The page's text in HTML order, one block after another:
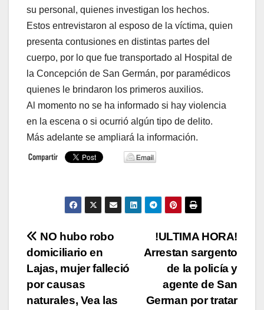
su personal, quienes investigan los hechos.
Estos entrevistaron al esposo de la víctima, quien
presenta contusiones en distintas partes del
cuerpo, por lo que fue transportado al Hospital de
la Concepción de San Germán, por paramédicos
quienes le brindaron los primeros auxilios.
Al momento no se ha informado si hay violencia
en la escena o si ocurrió algún tipo de delito.
Más adelante se ampliará la información.
Navegación
de
entradas
!ULTIMA HORA!
Arrestan sargento
de la policía y
agente de San
German por tratar
NO hubo robo
domiciliario en
Lajas, mujer falleció
por causas
naturales, Vea las